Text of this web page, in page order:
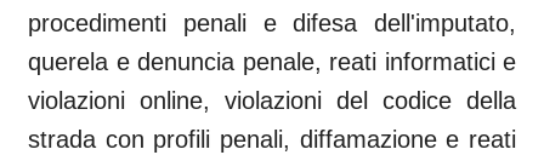
procedimenti penali e difesa dell'imputato,
querela e denuncia penale, reati informatici e
violazioni online, violazioni del codice della
strada con profili penali, diffamazione e reati